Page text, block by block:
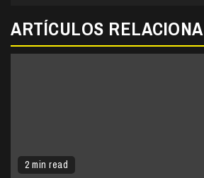
ARTÍCULOS
2 min read